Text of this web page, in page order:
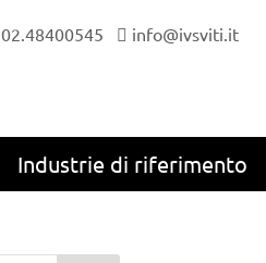
Industrie di riferimento
02.48400545 info@ivsviti.it